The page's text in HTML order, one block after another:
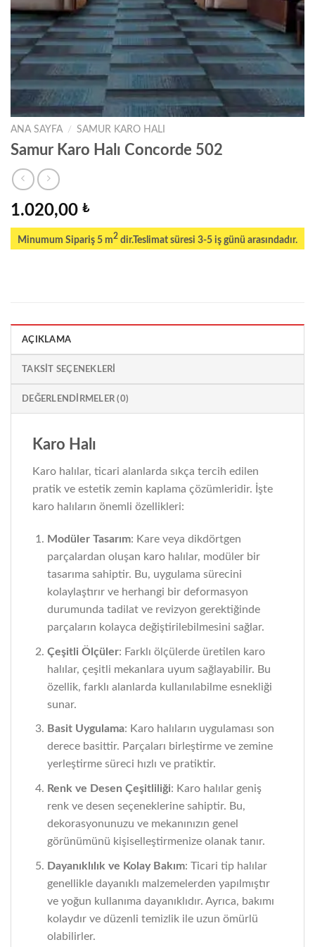
ANA SAYFA / SAMUR KARO HALI
Samur Karo Halı Concorde 502
1.020,00 ₺
Minumum Sipariş 5 m2 dir.Teslimat süresi 3-5 iş günü arasındadır.
AÇIKLAMA
TAKSIT SEÇENEKLERI
DEĞERLENDIRMELER (0)
Karo Halı
Karo halılar, ticari alanlarda sıkça tercih edilen
pratik ve estetik zemin kaplama çözümleridir. İşte
karo halıların önemli özellikleri:
Modüler Tasarım: Kare veya dikdörtgen
parçalardan oluşan karo halılar, modüler bir
tasarıma sahiptir. Bu, uygulama sürecini
kolaylaştırır ve herhangi bir deformasyon
durumunda tadilat ve revizyon gerektiğinde
parçaların kolayca değiştirilebilmesini sağlar.
Çeşitli Ölçüler: Farklı ölçülerde üretilen karo
halılar, çeşitli mekanlara uyum sağlayabilir. Bu
özellik, farklı alanlarda kullanılabilme esnekliği
sunar.
Basit Uygulama: Karo halıların uygulaması son
derece basittir. Parçaları birleştirme ve zemine
yerleştirme süreci hızlı ve pratiktir.
Renk ve Desen Çeşitliliği: Karo halılar geniş
renk ve desen seçeneklerine sahiptir. Bu,
dekorasyonunuzu ve mekanınızın genel
görünümünü kişiselleştirmenize olanak tanır.
Dayanıklılık ve Kolay Bakım: Ticari tip halılar
genellikle dayanıklı malzemelerden yapılmıştır
ve yoğun kullanıma dayanıklıdır. Ayrıca, bakımı
kolaydır ve düzenli temizlik ile uzun ömürlü
olabilirler.